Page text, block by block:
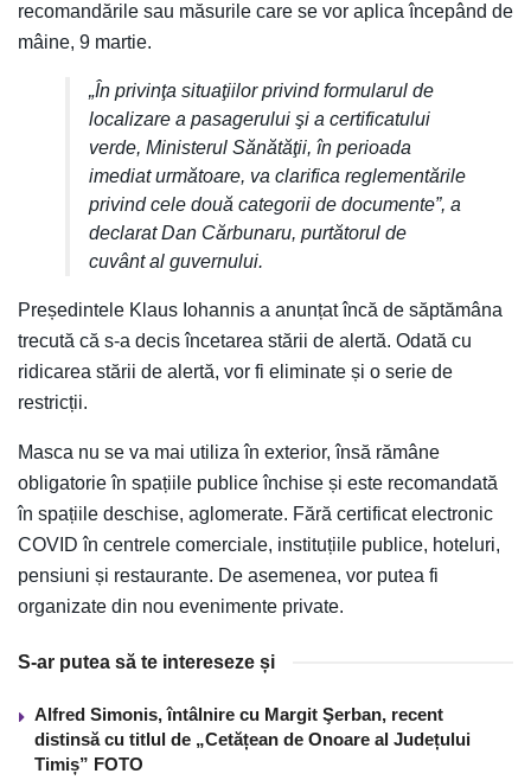
recomandările sau măsurile care se vor aplica începând de
mâine, 9 martie.
„În privinţa situaţiilor privind formularul de
localizare a pasagerului şi a certificatului
verde, Ministerul Sănătăţii, în perioada
imediat următoare, va clarifica reglementările
privind cele două categorii de documente”, a
declarat Dan Cărbunaru, purtătorul de
cuvânt al guvernului.
Președintele Klaus Iohannis a anunțat încă de săptămâna
trecută că s-a decis încetarea stării de alertă. Odată cu
ridicarea stării de alertă, vor fi eliminate și o serie de
restricții.
Masca nu se va mai utiliza în exterior, însă rămâne
obligatorie în spațiile publice închise și este recomandată
în spațiile deschise, aglomerate. Fără certificat electronic
COVID în centrele comerciale, instituțiile publice, hoteluri,
pensiuni și restaurante. De asemenea, vor putea fi
organizate din nou evenimente private.
S-ar putea să te intereseze și
Alfred Simonis, întâlnire cu Margit Şerban, recent
distinsă cu titlul de „Cetățean de Onoare al Județului
Timiș” FOTO